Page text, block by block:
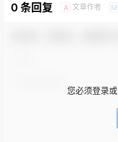
0 条回复 A 文章作者 M
您必须登录